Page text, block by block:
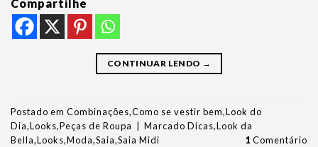
Compartilhe
CONTINUAR LENDO →
Postado em Combinações,Como se vestir bem,Look do
Dia,Looks,Peças de Roupa Marcado Dicas,Look da
Bella,Looks,Moda,Saia,Saia Midi 1 Comentário